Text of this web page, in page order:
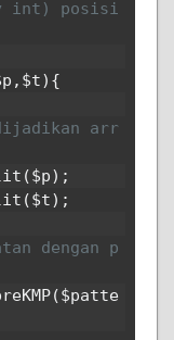
, $t){
arr
($p);
($t);
dengan p
($patte